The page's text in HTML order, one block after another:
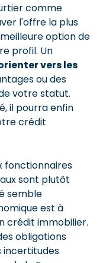
comme
l'offre la plus
option de
profil. Un
vers les
ou des
votre statut.
il pourra enfin
crédit
fonctionnaires
sont plutôt
semble
est à
crédit immobilier.
obligations
incertitudes